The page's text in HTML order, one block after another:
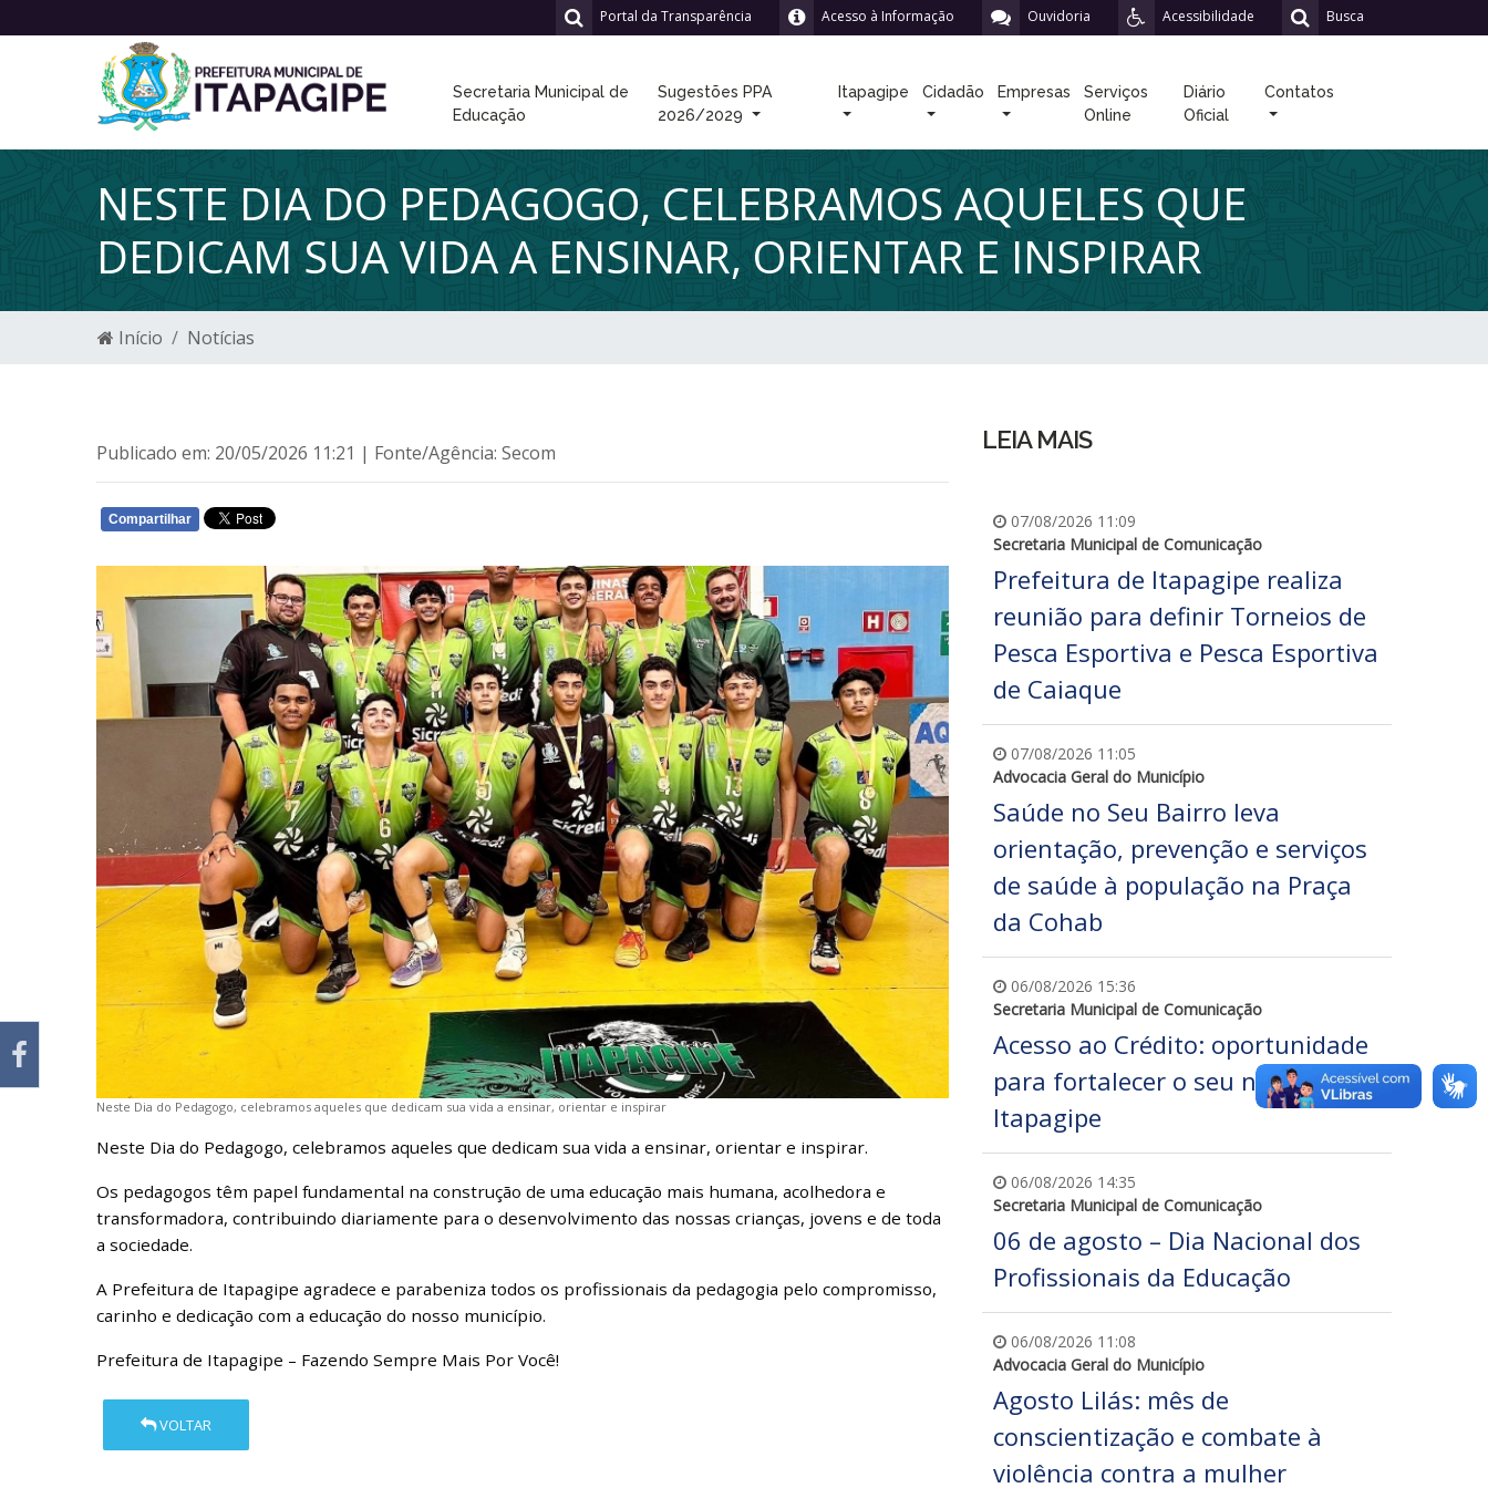
Busca
Acessibilidade
Ouvidoria
Acesso à Informação
Portal da Transparência
Secretaria Municipal de
Educação
Sugestões PPA
2026/2029
Itapagipe Cidadão Empresas
Serviços
Online
Diário
Oficial
Contatos
NESTE DIA DO PEDAGOGO, CELEBRAMOS AQUELES QUE
DEDICAM SUA VIDA A ENSINAR, ORIENTAR E INSPIRAR
Início Notícias
Publicado em: 20/05/2026 11:21 | Fonte/Agência: Secom
Compartilhar
Neste Dia do Pedagogo, celebramos aqueles que dedicam sua vida a ensinar, orientar e inspirar
Neste Dia do Pedagogo, celebramos aqueles que dedicam sua vida a ensinar, orientar e inspirar.
Os pedagogos têm papel fundamental na construção de uma educação mais humana, acolhedora e
transformadora, contribuindo diariamente para o desenvolvimento das nossas crianças, jovens e de toda
a sociedade.
A Prefeitura de Itapagipe agradece e parabeniza todos os profissionais da pedagogia pelo compromisso,
carinho e dedicação com a educação do nosso município.
Prefeitura de Itapagipe – Fazendo Sempre Mais Por Você!
VOLTAR
LEIA MAIS
07/08/2026 11:09
Secretaria Municipal de Comunicação
Prefeitura de Itapagipe realiza
reunião para definir Torneios de
Pesca Esportiva e Pesca Esportiva
de Caiaque
07/08/2026 11:05
Advocacia Geral do Município
Saúde no Seu Bairro leva
orientação, prevenção e serviços
de saúde à população na Praça
da Cohab
06/08/2026 15:36
Secretaria Municipal de Comunicação
Acesso ao Crédito: oportunidade
para fortalecer o seu negócio em
Itapagipe
06/08/2026 14:35
Secretaria Municipal de Comunicação
06 de agosto – Dia Nacional dos
Profissionais da Educação
06/08/2026 11:08
Advocacia Geral do Município
Agosto Lilás: mês de
conscientização e combate à
violência contra a mulher